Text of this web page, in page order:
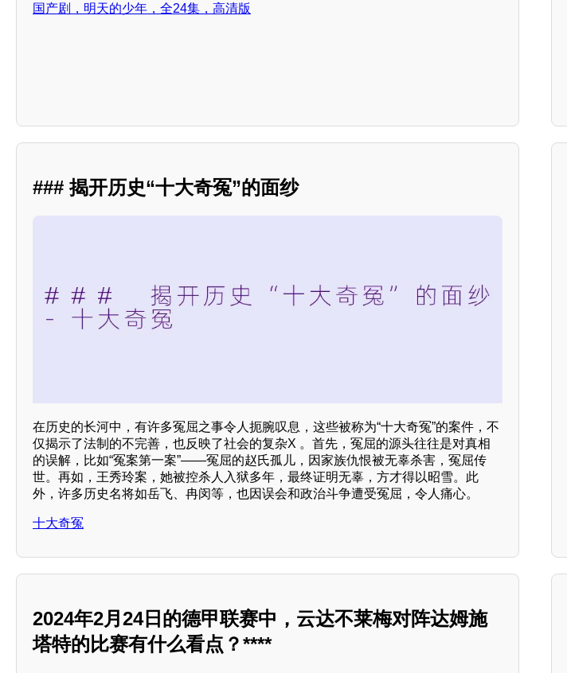
国产剧，明天的少年，全24集，高清版
### 揭开历史“十大奇冤”的面纱
在历史的长河中，有许多冤屈之事令人扼腕叹息，这些被称为“十大奇冤”的案件，不
仅揭示了法制的不完善，也反映了社会的复杂X 。首先，冤屈的源头往往是对真相
的误解，比如“冤案第一案”——冤屈的赵氏孤儿，因家族仇恨被无辜杀害，冤屈传
世。再如，王秀玲案，她被控杀人入狱多年，最终证明无辜，方才得以昭雪。此
外，许多历史名将如岳飞、冉闵等，也因误会和政治斗争遭受冤屈，令人痛心。
十大奇冤
2024年2月24日的德甲联赛中，云达不莱梅对阵达姆施
塔特的比赛有什么看点？****